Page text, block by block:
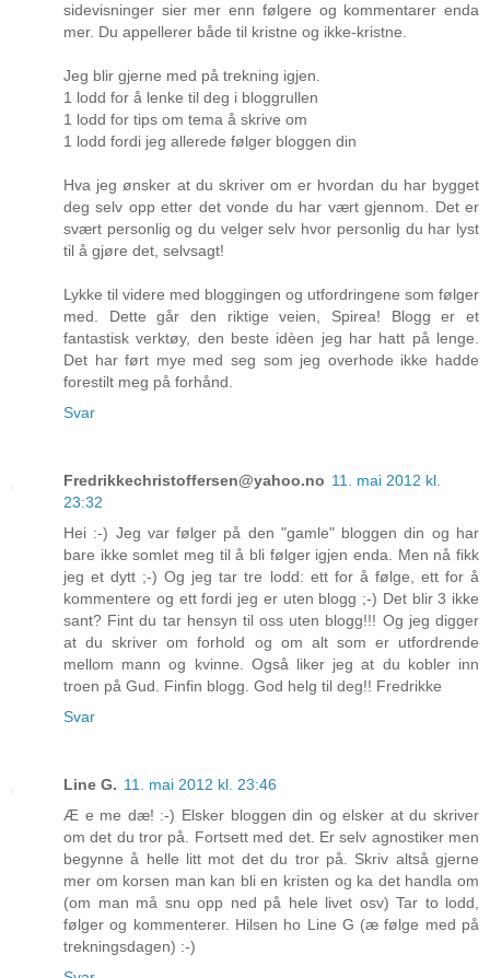
sidevisninger sier mer enn følgere og kommentarer enda
mer. Du appellerer både til kristne og ikke-kristne.
Jeg blir gjerne med på trekning igjen.
1 lodd for å lenke til deg i bloggrullen
1 lodd for tips om tema å skrive om
1 lodd fordi jeg allerede følger bloggen din
Hva jeg ønsker at du skriver om er hvordan du har bygget
deg selv opp etter det vonde du har vært gjennom. Det er
svært personlig og du velger selv hvor personlig du har lyst
til å gjøre det, selvsagt!
Lykke til videre med bloggingen og utfordringene som følger
med. Dette går den riktige veien, Spirea! Blogg er et
fantastisk verktøy, den beste idèen jeg har hatt på lenge.
Det har ført mye med seg som jeg overhode ikke hadde
forestilt meg på forhånd.
Svar
Fredrikkechristoffersen@yahoo.no 11. mai 2012 kl.
23:32
Hei :-) Jeg var følger på den "gamle" bloggen din og har
bare ikke somlet meg til å bli følger igjen enda. Men nå fikk
jeg et dytt ;-) Og jeg tar tre lodd: ett for å følge, ett for å
kommentere og ett fordi jeg er uten blogg ;-) Det blir 3 ikke
sant? Fint du tar hensyn til oss uten blogg!!! Og jeg digger
at du skriver om forhold og om alt som er utfordrende
mellom mann og kvinne. Også liker jeg at du kobler inn
troen på Gud. Finfin blogg. God helg til deg!! Fredrikke
Svar
Line G. 11. mai 2012 kl. 23:46
Æ e me dæ! :-) Elsker bloggen din og elsker at du skriver
om det du tror på. Fortsett med det. Er selv agnostiker men
begynne å helle litt mot det du tror på. Skriv altså gjerne
mer om korsen man kan bli en kristen og ka det handla om
(om man må snu opp ned på hele livet osv) Tar to lodd,
følger og kommenterer. Hilsen ho Line G (æ følge med på
trekningsdagen) :-)